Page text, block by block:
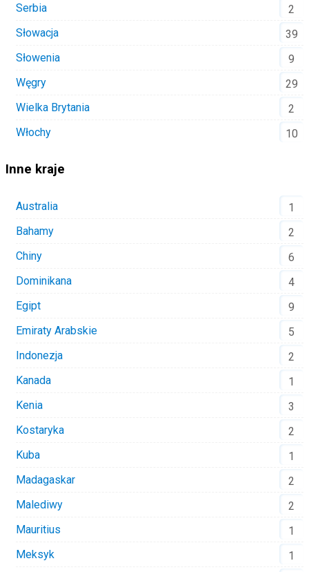
Serbia
2
Słowacja
39
Słowenia
9
Węgry
29
Wielka Brytania
2
Włochy
10
Inne kraje
Australia
1
Bahamy
2
Chiny
6
Dominikana
4
Egipt
9
Emiraty Arabskie
5
Indonezja
2
Kanada
1
Kenia
3
Kostaryka
2
Kuba
1
Madagaskar
2
Malediwy
2
Mauritius
1
Meksyk
1